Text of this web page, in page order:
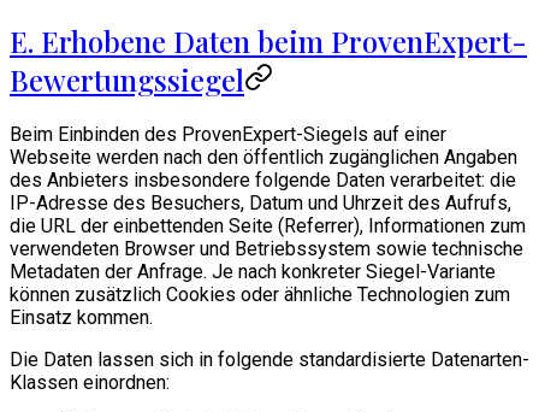
E. Erhobene Daten beim ProvenExpert-
Bewertungssiegel
Beim Einbinden des ProvenExpert-Siegels auf einer
Webseite werden nach den öffentlich zugänglichen Angaben
des Anbieters insbesondere folgende Daten verarbeitet: die
IP-Adresse des Besuchers, Datum und Uhrzeit des Aufrufs,
die URL der einbettenden Seite (Referrer), Informationen zum
verwendeten Browser und Betriebssystem sowie technische
Metadaten der Anfrage. Je nach konkreter Siegel-Variante
können zusätzlich Cookies oder ähnliche Technologien zum
Einsatz kommen.
Die Daten lassen sich in folgende standardisierte Datenarten-
Klassen einordnen: